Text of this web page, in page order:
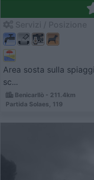
Area sosta sulla
sc...
Benicarllò - 211.4km
Partida Solaes, 119